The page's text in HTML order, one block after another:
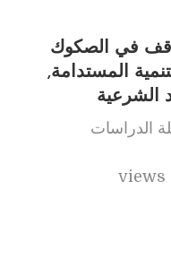
في الصكوك
المستدامة,
الشرعية
الدراسات